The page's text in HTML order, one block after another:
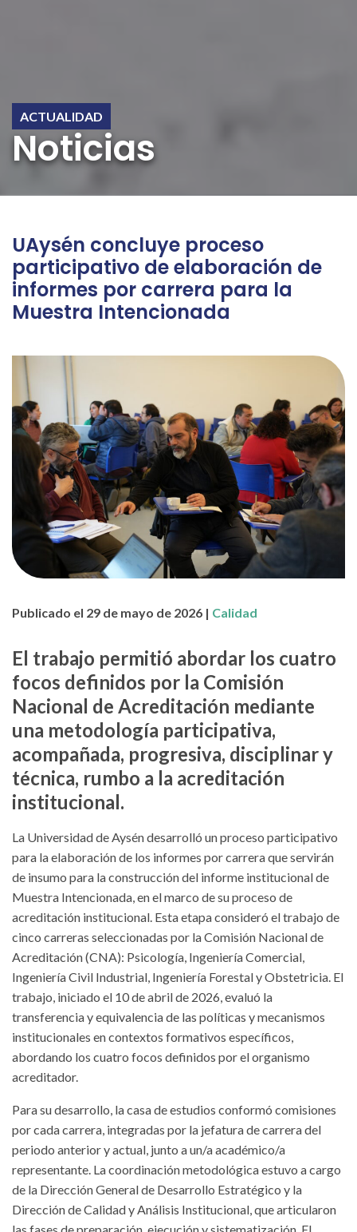
ACTUALIDAD
Noticias
UAysén concluye proceso
participativo de elaboración de
informes por carrera para la
Muestra Intencionada
Publicado el 29 de mayo de 2026 | Calidad
El trabajo permitió abordar los cuatro
focos definidos por la Comisión
Nacional de Acreditación mediante
una metodología participativa,
acompañada, progresiva, disciplinar y
técnica, rumbo a la acreditación
institucional.
La Universidad de Aysén desarrolló un proceso participativo
para la elaboración de los informes por carrera que servirán
de insumo para la construcción del informe institucional de
Muestra Intencionada, en el marco de su proceso de
acreditación institucional. Esta etapa consideró el trabajo de
cinco carreras seleccionadas por la Comisión Nacional de
Acreditación (CNA): Psicología, Ingeniería Comercial,
Ingeniería Civil Industrial, Ingeniería Forestal y Obstetricia. El
trabajo, iniciado el 10 de abril de 2026, evaluó la
transferencia y equivalencia de las políticas y mecanismos
institucionales en contextos formativos específicos,
abordando los cuatro focos definidos por el organismo
acreditador.
Para su desarrollo, la casa de estudios conformó comisiones
por cada carrera, integradas por la jefatura de carrera del
periodo anterior y actual, junto a un/a académico/a
representante. La coordinación metodológica estuvo a cargo
de la Dirección General de Desarrollo Estratégico y la
Dirección de Calidad y Análisis Institucional, que articularon